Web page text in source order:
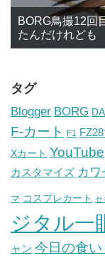
BORG鳥撮12回
たんだけれども
タグ
Blogger BORG
F-カート F1
Xカート YouTube
カスタマイズ カワ
マ コスプレカート セ
ジタル一
ャン 今日の食い